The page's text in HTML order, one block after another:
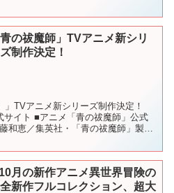
青の祓魔師」TVアニメ新シリ
制作決定！
」TVアニメ新シリーズ制作決定！
イト ■アニメ「青の祓魔師」公式
和恵／集英社・「青の祓魔師」製作
月の新作アニメ異世界冒険の
新作フルコレクション、超大